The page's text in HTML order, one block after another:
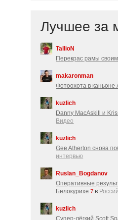
Лучшее за
TallioN
Перекрас рамы
makaronman
Фотоохота в каньоне
kuzlich
Danny MacAskill и
Видео
kuzlich
Gee Atherton снова
интервью
Ruslan_Bogdanov
Оперативные
Белокурихе 7 в
kuzlich
Супер-лёгкий Scott